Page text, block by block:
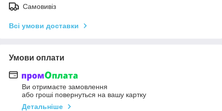
Самовивіз
Всі умови доставки
Умови оплати
Ви отримаєте замовлення
або гроші повернуться на вашу картку
Детальніше